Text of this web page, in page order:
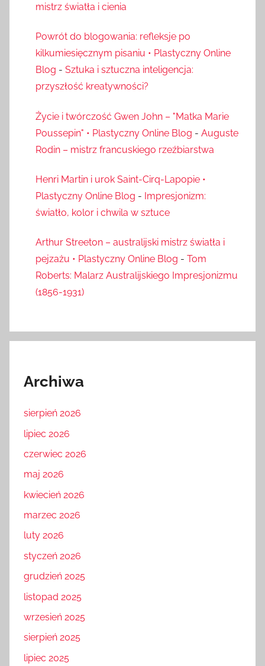
mistrz światła i cienia
Powrót do blogowania: refleksje po
kilkumiesięcznym pisaniu • Plastyczny Online
Blog - Sztuka i sztuczna inteligencja:
przyszłość kreatywności?
Życie i twórczość Gwen John – "Matka Marie
Poussepin" • Plastyczny Online Blog - Auguste
Rodin – mistrz francuskiego rzeźbiarstwa
Henri Martin i urok Saint-Cirq-Lapopie •
Plastyczny Online Blog - Impresjonizm:
światło, kolor i chwila w sztuce
Arthur Streeton – australijski mistrz światła i
pejzażu • Plastyczny Online Blog - Tom
Roberts: Malarz Australijskiego Impresjonizmu
(1856-1931)
Archiwa
sierpień 2026
lipiec 2026
czerwiec 2026
maj 2026
kwiecień 2026
marzec 2026
luty 2026
styczeń 2026
grudzień 2025
listopad 2025
wrzesień 2025
sierpień 2025
lipiec 2025